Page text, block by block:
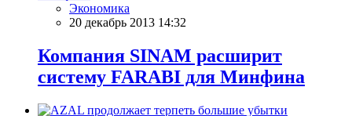
Экономика
20 декабрь 2013 14:32
Компания SINAM расширит
систему FARABI для Минфина